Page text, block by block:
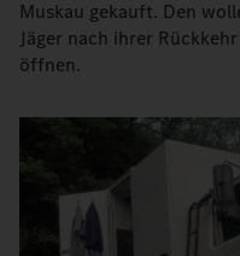
Muskau gekauft. Den
Jäger nach ihrer
öffnen.